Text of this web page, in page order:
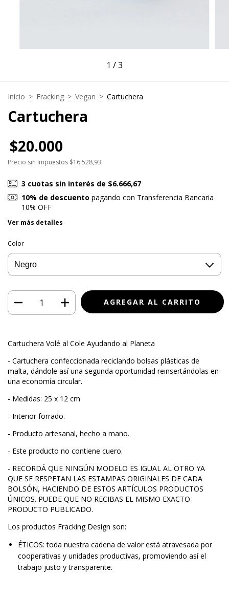
1 /3
Inicio > Fracking > Vegan > Cartuchera
Cartuchera
$20.000
Precio sin impuestos $16.528,93
3 cuotas sin interés de $6.666,67
10% de descuento pagando con Transferencia Bancaria
10% OFF
Ver más detalles
Color
Cartuchera Volé al Cole Ayudando al Planeta
- Cartuchera confeccionada reciclando bolsas plásticas de
malta, dándole así una segunda oportunidad reinsertándolas en
una economía circular.
- Medidas: 25 x 12 cm
- Interior forrado.
- Producto artesanal, hecho a mano.
- Este producto no contiene cuero.
- RECORDÁ QUE NINGÚN MODELO ES IGUAL AL OTRO YA
QUE SE RESPETAN LAS ESTAMPAS ORIGINALES DE CADA
BOLSÓN, HACIENDO DE ESTOS ARTÍCULOS PRODUCTOS
ÚNICOS. PUEDE QUE NO RECIBAS EL MISMO EXACTO
PRODUCTO PUBLICADO.
Los productos Fracking Design son:
ÉTICOS: toda nuestra cadena de valor está atravesada por
cooperativas y unidades productivas, promoviendo así el
trabajo justo y transparente.